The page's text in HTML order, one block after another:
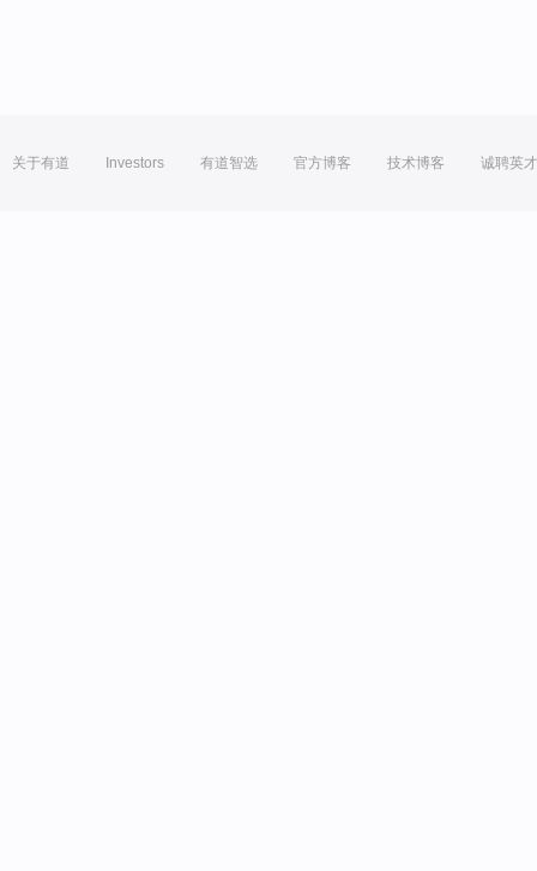
关于有道 Investors 有道智选 官方博客 技术博客 诚聘英才